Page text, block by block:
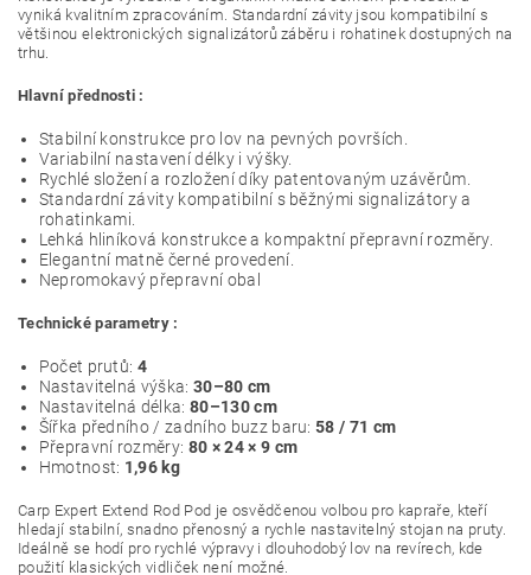
vyniká kvalitním zpracováním. Standardní závity jsou kompatibilní s
většinou elektronických signalizátorů záběru i rohatinek dostupných na
trhu.
Hlavní přednosti :
Stabilní konstrukce pro lov na pevných površích.
Variabilní nastavení délky i výšky.
Rychlé složení a rozložení díky patentovaným uzávěrům.
Standardní závity kompatibilní s běžnými signalizátory a
rohatinkami.
Lehká hliníková konstrukce a kompaktní přepravní rozměry.
Elegantní matně černé provedení.
Nepromokavý přepravní obal
Technické parametry :
Počet prutů: 4
Nastavitelná výška: 30–80 cm
Nastavitelná délka: 80–130 cm
Šířka předního / zadního buzz baru:58 / 71 cm
Přepravní rozměry: 80 × 24 × 9 cm
Hmotnost: 1,96 kg
Carp Expert Extend Rod Pod je osvědčenou volbou pro kapraře, kteří
hledají stabilní, snadno přenosný a rychle nastavitelný stojan na pruty.
Ideálně se hodí pro rychlé výpravy i dlouhodobý lov na revírech, kde
použití klasických vidliček není možné.